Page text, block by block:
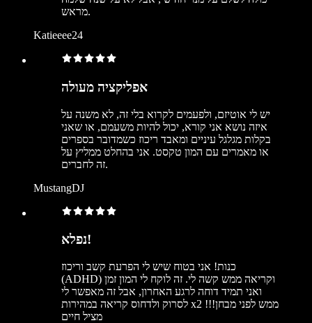
מראש.
Katieeee24
אפליקציה מעולה
יש לי אוטיזם, ולפעמים לקרוא בלי זה, לא משנה על
איזה נושא אני קורא, יכול להיות משעמם, או שאני
בקלות מגלגל עיניים ומאבד ריכוז כשמדובר בספרים
או מאמרים עם המון טקסט. אני בהחלט ממליץ על
זה לחברים.
MustangDJ
נפלא!
כנות! אני בטוח שיש לי הפרעת קשב וריכוז
(ADHD) וקריאה ממש קשה לי. זה לוקח לי המון זמן
ואני תמיד דוחה לרגע האחרון, אבל זה מאפשר לי
לסרוק ולדחוס קריאה במהירות x2 ממש לפני מבחן!!!
מציל חיים